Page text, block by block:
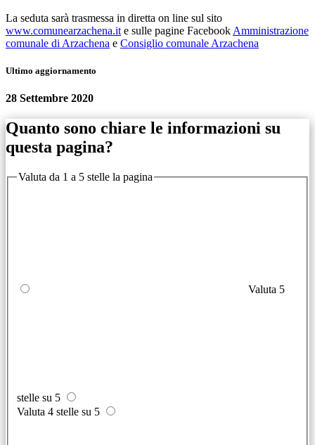
La seduta sarà trasmessa in diretta on line sul sito
www.comunearzachena.it e sulle pagine Facebook Amministrazione
comunale di Arzachena e Consiglio comunale Arzachena
Ultimo aggiornamento
28 Settembre 2020
Quanto sono chiare le informazioni su
questa pagina?
Valuta da 1 a 5 stelle la pagina
Valuta 5
stelle su 5
Valuta 4 stelle su 5